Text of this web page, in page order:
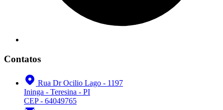
Contatos
Rua Dr Ocilio Lago - 1197
Ininga - Teresina - PI
CEP - 64049765